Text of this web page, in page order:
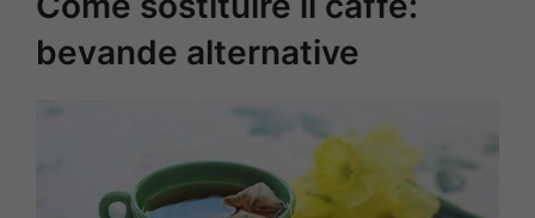
bevande alternative